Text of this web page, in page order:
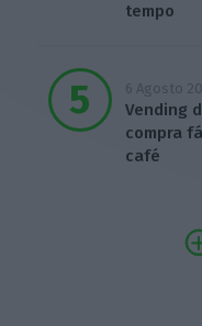
tempo
6 Agosto
Vending
compra
café